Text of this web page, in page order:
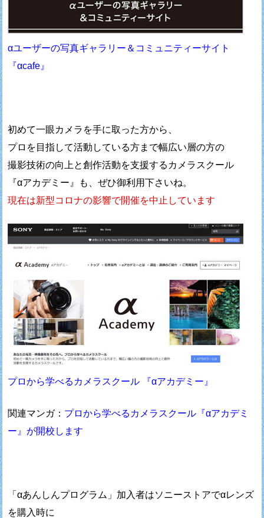
αユーザーの写真ギャラリー＆コミュニティーサイト
『αcafe』
初めて一眼カメラを手に取った方から、
プロを目指して活動している方まで幅広い層の方の
撮影技術の向上と創作活動を支援するカメラスクール
『αアカデミー』も、ぜひ御利用下さいね。
現在は新型コロナの影響で開催を中止しています
プロから学べるカメラスクール 『αアカデミー』
関連マンガ： プロから学べるカメラスクール『αアカデミ
ー』が開校します
「αあんしんプログラム」加入者はソニーストアでαレンズ
を購入時に